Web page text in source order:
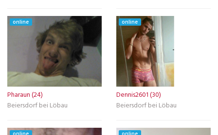
online
Pharaun (24)
Beiersdorf bei Löbau
online
Dennis2601 (30)
Beiersdorf bei Löbau
online online